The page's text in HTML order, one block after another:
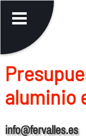
aluminio
info@fervalles.es